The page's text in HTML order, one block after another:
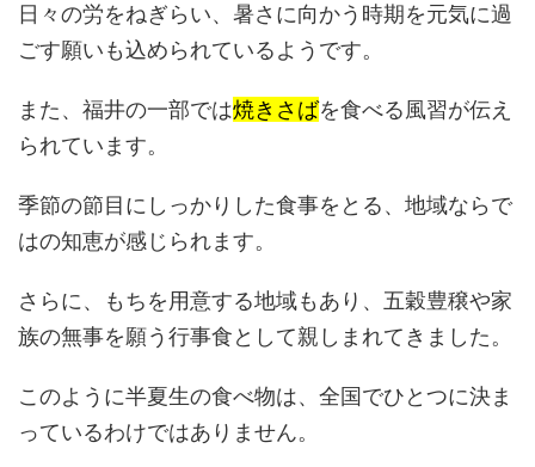
日々の労をねぎらい、暑さに向かう時期を元気に過
ごす願いも込められているようです。
また、福井の一部では焼きさばを食べる風習が伝え
られています。
季節の節目にしっかりした食事をとる、地域ならで
はの知恵が感じられます。
さらに、もちを用意する地域もあり、五穀豊穣や家
族の無事を願う行事食として親しまれてきました。
このように半夏生の食べ物は、全国でひとつに決ま
っているわけではありません。